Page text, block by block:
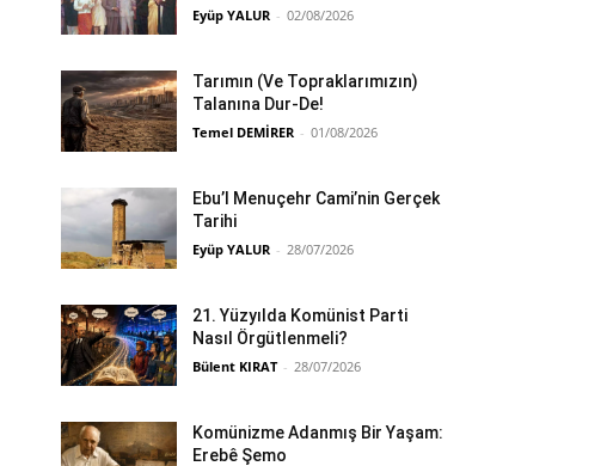
Eyüp YALUR - 02/08/2026
Tarımın (Ve Topraklarımızın)
Talanına Dur-De!
Temel DEMİRER - 01/08/2026
Ebu’l Menuçehr Cami’nin Gerçek
Tarihi
Eyüp YALUR - 28/07/2026
21. Yüzyılda Komünist Parti
Nasıl Örgütlenmeli?
Bülent KIRAT - 28/07/2026
Komünizme Adanmış Bir Yaşam:
Erebê Şemo